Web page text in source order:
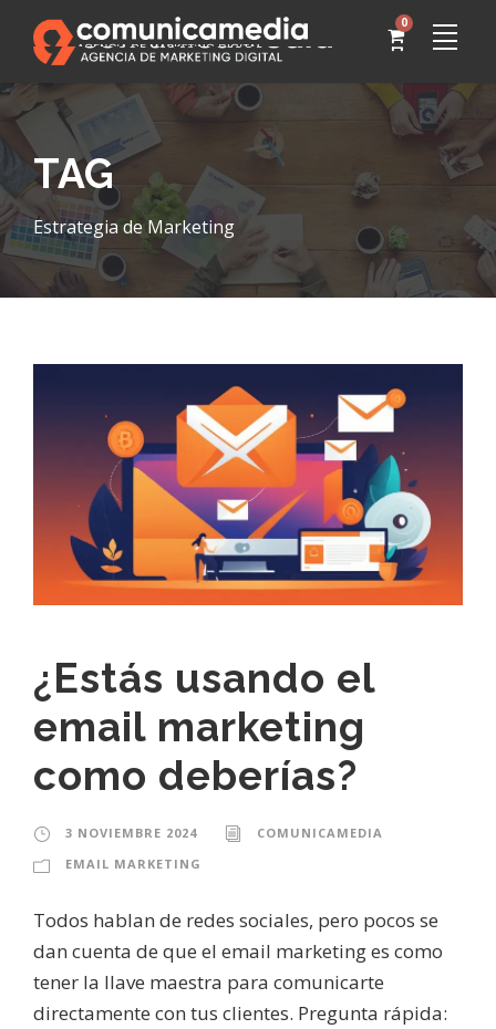
0
TAG
Estrategia de Marketing
¿Estás usando el
email marketing
como deberías?
3 NOVIEMBRE 2024
COMUNICAMEDIA
EMAIL MARKETING
Todos hablan de redes sociales, pero pocos se
dan cuenta de que el email marketing es como
tener la llave maestra para comunicarte
directamente con tus clientes. Pregunta rápida: